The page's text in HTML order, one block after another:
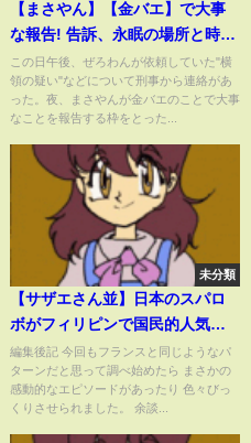
【まさやん】【金バエ】で大事
な報告! 告訴、永眠の場所と時
間、届出人は誰か?【せいZ】
この日午後、ぜろわんが依頼していた"横
領の疑い"などについて刑事から連絡があ
った。夜、まさやんが金バエのことで大事
なことを報告する枠をとった...
未分類
【サザエさん並】日本のスパロ
ボがフィリピンで国民的人気ア
ニメな理由（Why Filipinos
Like Voltes V？）
編集後記 今回もフランスと同じようなパ
ターンだと思って調べ始めたら まさかの
感動的なエピソードがあったり 色々びっ
くりさせられました。 余談...